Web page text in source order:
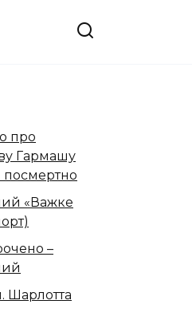
про
Гармашу
посмертно
«Важке
–
Шарлотта